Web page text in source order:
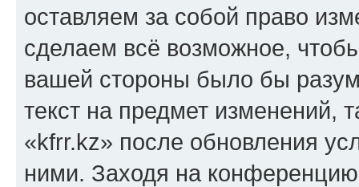
оставляем за собой право
сделаем всё возможное,
вашей стороны было бы
текст на предмет изменений,
«kfrr.kz» после обновления
ними. Заходя на